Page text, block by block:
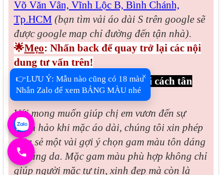
Võ Văn Vân, Vĩnh Lộc B, Bình Chánh,
Tp.HCM (bạn tìm vải áo dài S trên google sẽ
được google map chỉ đường đến tận nhà).
🌟Mẹo: Nhấn back để quay trở lại các nội
dung tư vấn trên!
Phần 3: Cách chọn màu áo dài cách tân
đẹp cho từng làn da
Với mong muốn giúp chị em vươn đến sự
hoàn hảo khi mặc áo dài, chúng tôi xin phép
chia sẻ một vài gợi ý chọn gam màu tôn dáng
và sáng da. Mặc gam màu phù hợp không chỉ
giúp người mặc tự tin, xinh đẹp mà còn là
×
👉LƯU Ý: Mẫu nào cũng có 18 màu
Nhắn Zalo để xem BẢNG MÀU nhé